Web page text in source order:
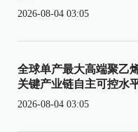
2026-08-04 03:05
全球单产最大高端聚乙
关键产业链自主可控水
2026-08-04 03:05